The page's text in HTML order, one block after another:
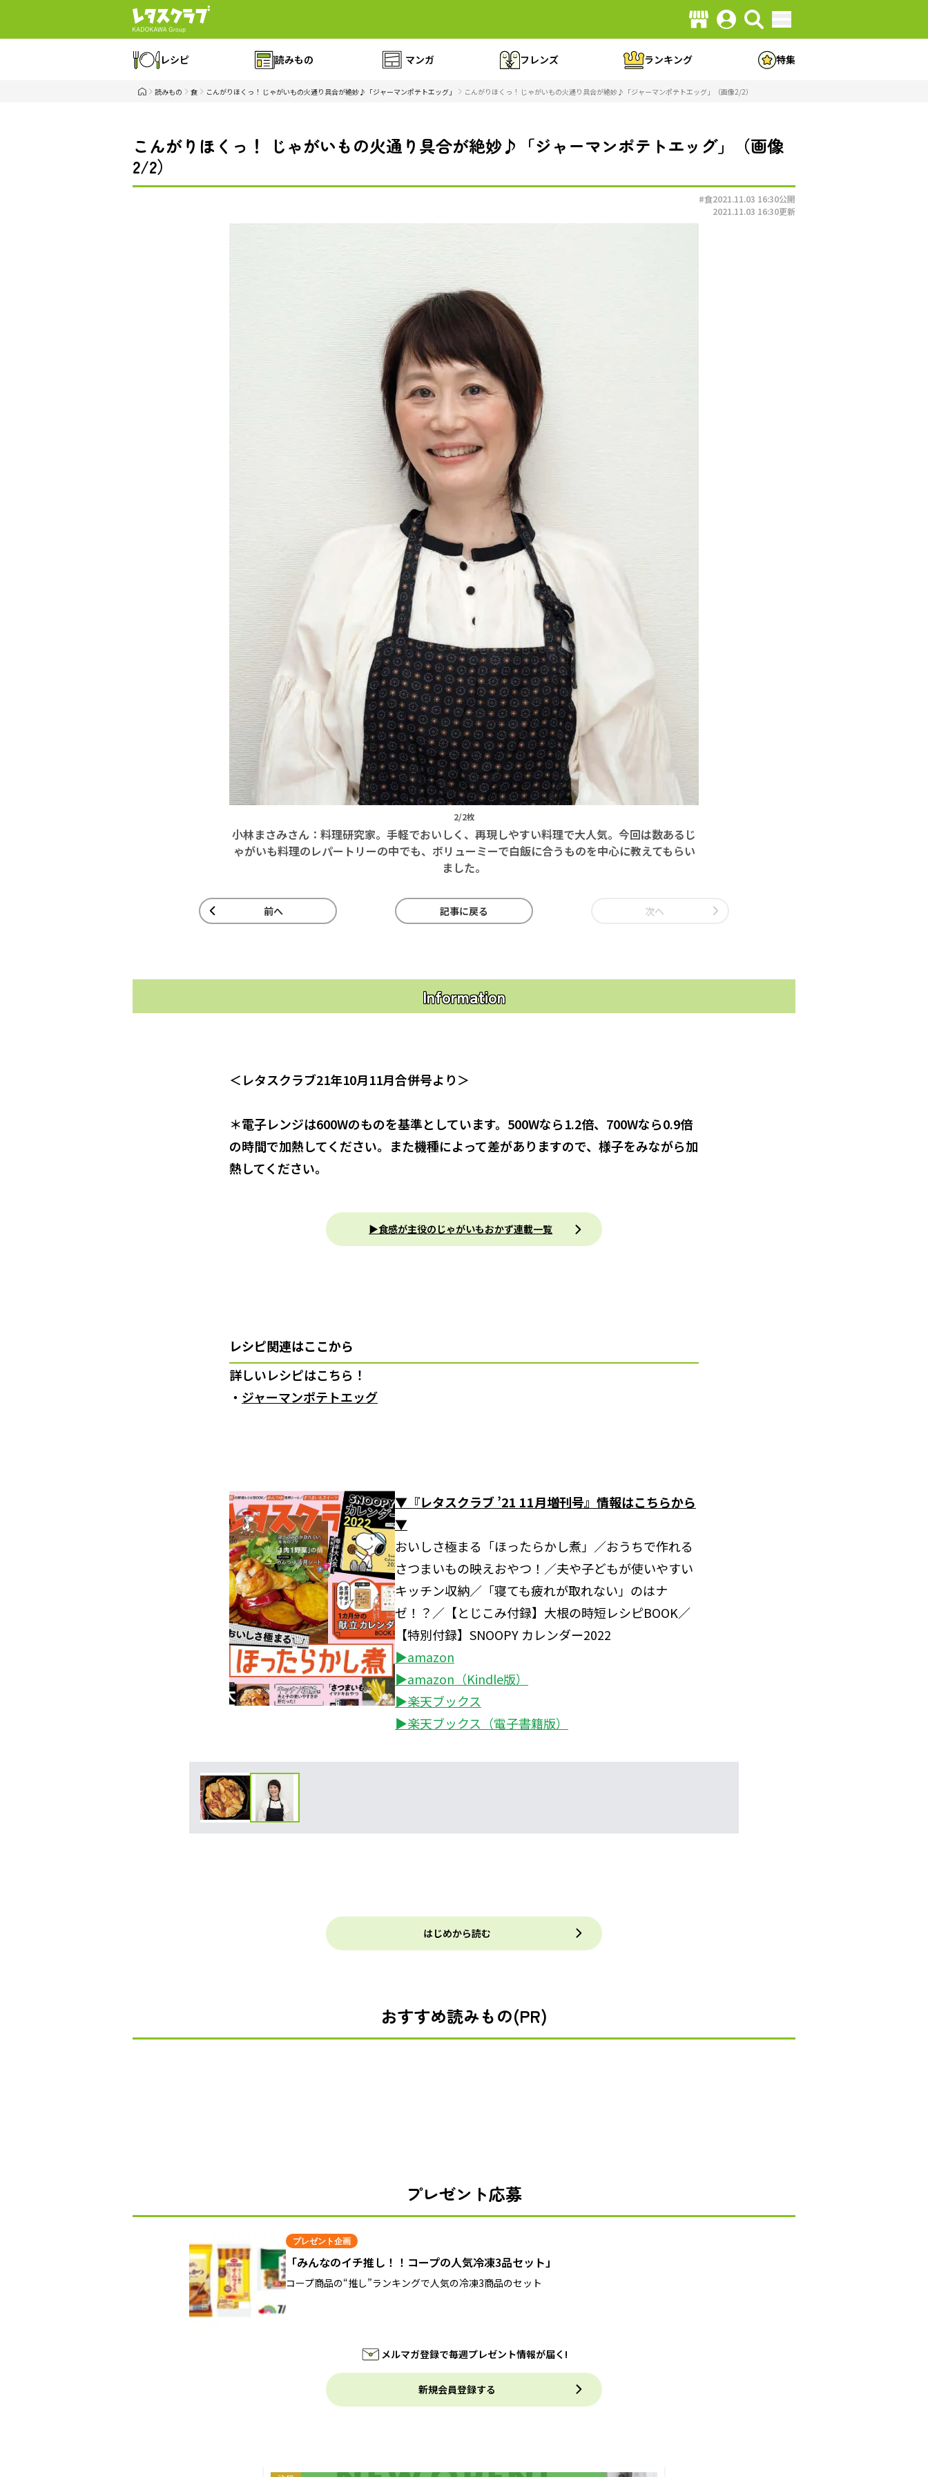
レシピ 読みもの マンガ フレンズ ランキング 特集
読みもの 食 こんがりほくっ！ じゃがいもの火通り具合が絶妙♪「ジャーマンポテトエッグ」 こんがりほくっ！ じゃがいもの火通り具合が絶妙♪「ジャーマンポテトエッグ」（画像2/2）
こんがりほくっ！ じゃがいもの火通り具合が絶妙♪「ジャーマンポテトエッグ」（画像
2/2）
#食2021.11.03 16:30公開
2021.11.03 16:30更新
2/2枚
小林まさみさん：料理研究家。手軽でおいしく、再現しやすい料理で大人気。今回は数あるじ
ゃがいも料理のレパートリーの中でも、ボリューミーで白飯に合うものを中心に教えてもらい
ました。
前へ 記事に戻る 次へ
Information
＜レタスクラブ21年10月11月合併号より＞
＊電子レンジは600Wのものを基準としています。500Wなら1.2倍、700Wなら0.9倍
の時間で加熱してください。また機種によって差がありますので、様子をみながら加
熱してください。
▶食感が主役のじゃがいもおかず連載一覧
レシピ関連はここから
詳しいレシピはこちら！
・ ジャーマンポテトエッグ
▼『レタスクラブ ’21 11月増刊号』情報はこちらから
▼
おいしさ極まる「ほったらかし煮」／おうちで作れる
さつまいもの映えおやつ！／夫や子どもが使いやすい
キッチン収納／「寝ても疲れが取れない」のはナ
ゼ！？／【とじこみ付録】大根の時短レシピBOOK／
【特別付録】SNOOPY カレンダー2022
▶amazon
▶amazon（Kindle版）
▶楽天ブックス
▶楽天ブックス（電子書籍版）
はじめから読む
おすすめ読みもの(PR)
プレゼント応募
プレゼント企画
「みんなのイチ推し！！コープの人気冷凍3品セット」
コープ商品の“推し”ランキングで人気の冷凍3商品のセット
メルマガ登録で毎週プレゼント情報が届く!
新規会員登録する